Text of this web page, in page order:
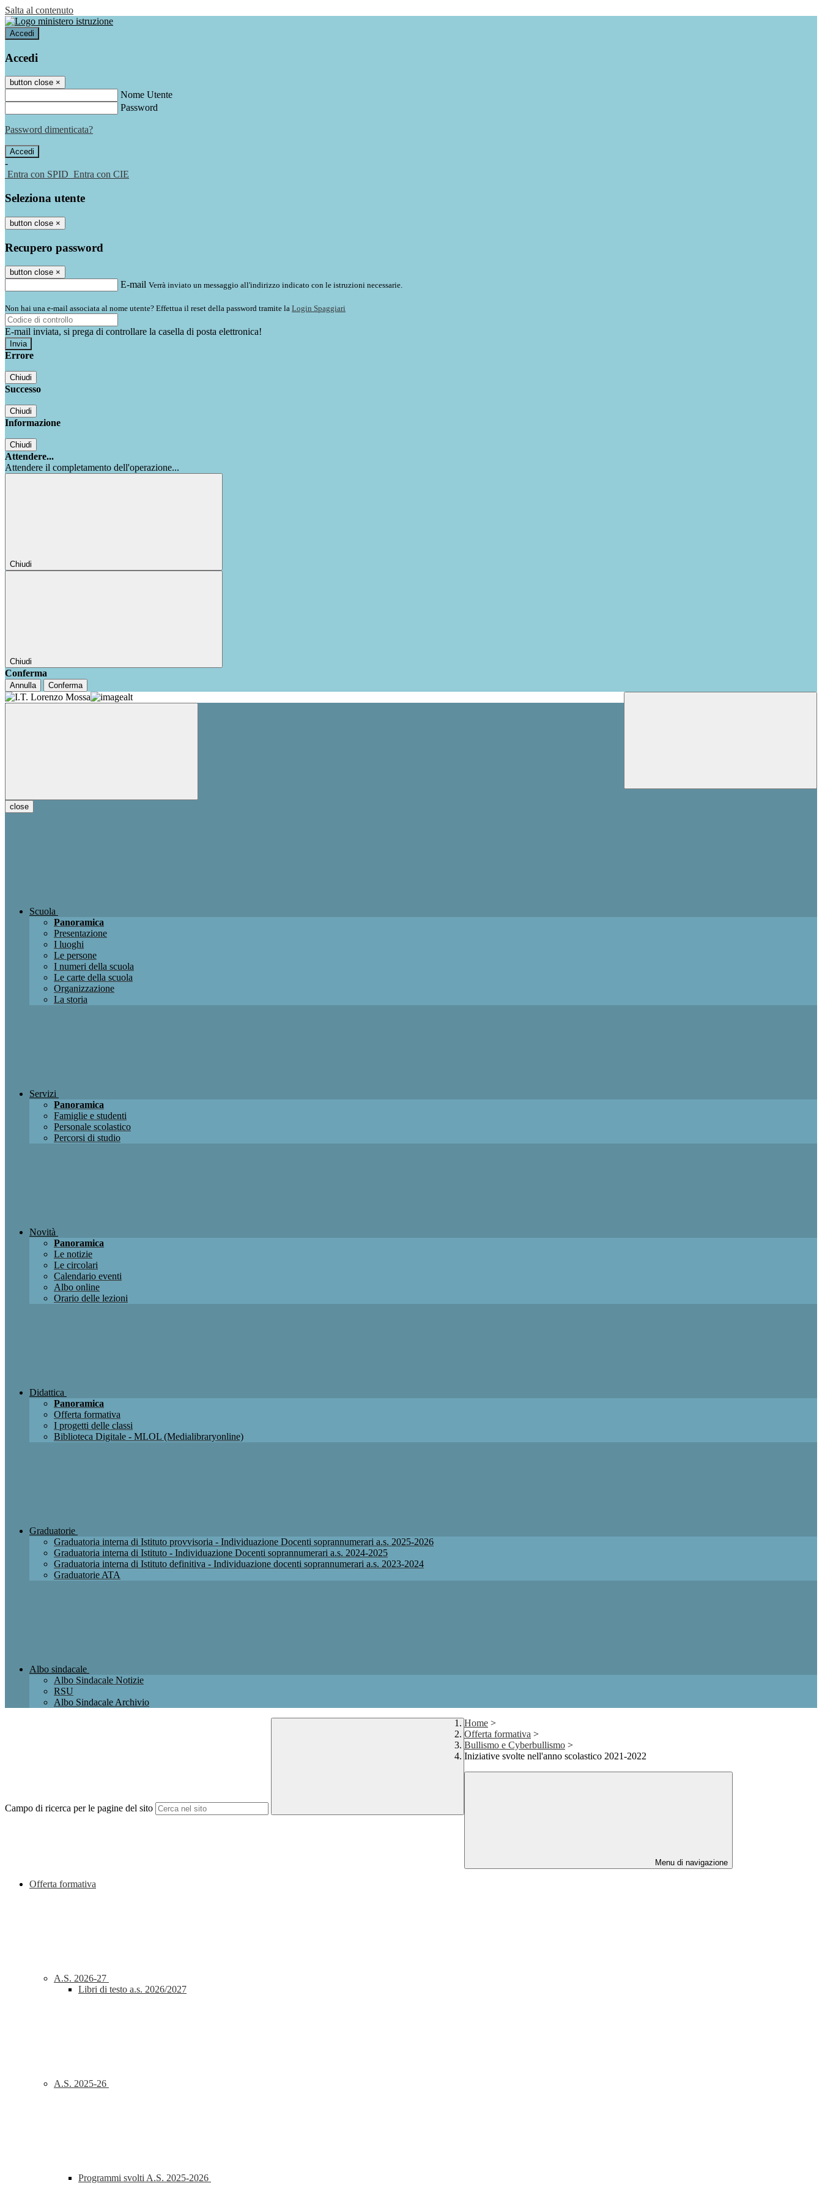
Salta al contenuto
Accedi
Accedi
button close ×
Nome Utente
Password
Password dimenticata?
-
Entra con SPID Entra con CIE
Seleziona utente
button close ×
Recupero password
button close ×
E-mail Verrà inviato un messaggio all'indirizzo indicato con le istruzioni necessarie.
Non hai una e-mail associata al nome utente? Effettua il reset della password tramite la Login Spaggiari
E-mail inviata, si prega di controllare la casella di posta elettronica!
Errore
Chiudi
Successo
Chiudi
Informazione
Chiudi
Attendere...
Attendere il completamento dell'operazione...
Chiudi
Chiudi
Conferma
Annulla Conferma
close
Scuola
Panoramica
Presentazione
I luoghi
Le persone
I numeri della scuola
Le carte della scuola
Organizzazione
La storia
Servizi
Panoramica
Famiglie e studenti
Personale scolastico
Percorsi di studio
Novità
Panoramica
Le notizie
Le circolari
Calendario eventi
Albo online
Orario delle lezioni
Didattica
Panoramica
Offerta formativa
I progetti delle classi
Biblioteca Digitale - MLOL (Medialibraryonline)
Graduatorie
Graduatoria interna di Istituto provvisoria - Individuazione Docenti soprannumerari a.s. 2025-2026
Graduatoria interna di Istituto - Individuazione Docenti soprannumerari a.s. 2024-2025
Graduatoria interna di Istituto definitiva - Individuazione docenti soprannumerari a.s. 2023-2024
Graduatorie ATA
Albo sindacale
Albo Sindacale Notizie
RSU
Albo Sindacale Archivio
Campo di ricerca per le pagine del sito
Home >
Offerta formativa >
Bullismo e Cyberbullismo >
Iniziative svolte nell'anno scolastico 2021-2022
Menu di navigazione
Offerta formativa
A.S. 2026-27
Libri di testo a.s. 2026/2027
A.S. 2025-26
Programmi svolti A.S. 2025-2026